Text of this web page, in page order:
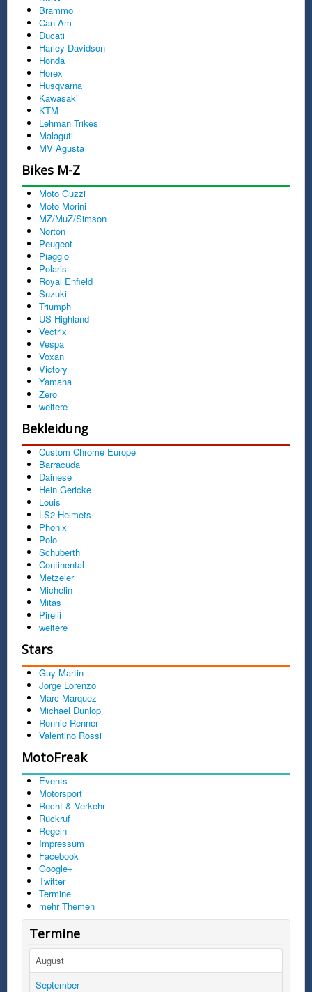
Brammo
Can-Am
Ducati
Harley-Davidson
Honda
Horex
Husqvarna
Kawasaki
KTM
Lehman Trikes
Malaguti
MV Agusta
Bikes M-Z
Moto Guzzi
Moto Morini
MZ/MuZ/Simson
Norton
Peugeot
Piaggio
Polaris
Royal Enfield
Suzuki
Triumph
US Highland
Vectrix
Vespa
Voxan
Victory
Yamaha
Zero
weitere
Bekleidung
Custom Chrome Europe
Barracuda
Dainese
Hein Gericke
Louis
LS2 Helmets
Phonix
Polo
Schuberth
Continental
Metzeler
Michelin
Mitas
Pirelli
weitere
Stars
Guy Martin
Jorge Lorenzo
Marc Marquez
Michael Dunlop
Ronnie Renner
Valentino Rossi
MotoFreak
Events
Motorsport
Recht & Verkehr
Rückruf
Regeln
Impressum
Facebook
Google+
Twitter
Termine
mehr Themen
Termine
August
September